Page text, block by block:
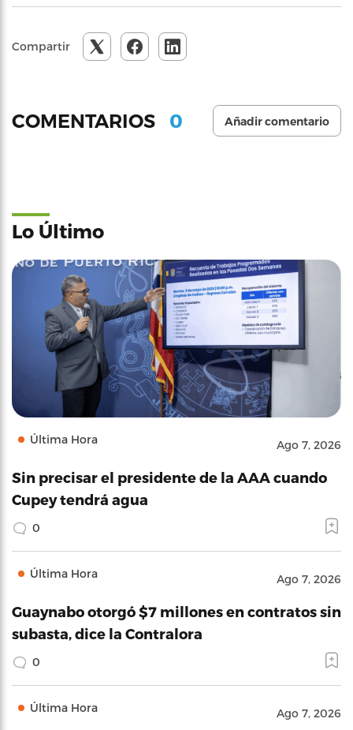
Compartir
COMENTARIOS 0 Añadir comentario
Lo Último
Última Hora Ago 7, 2026
Sin precisar el presidente de la AAA cuando
Cupey tendrá agua
0
Última Hora Ago 7, 2026
Guaynabo otorgó $7 millones en contratos sin
subasta, dice la Contralora
0
Última Hora Ago 7, 2026